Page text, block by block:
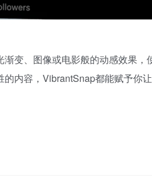
渐变、图像或电影般的动感效果
内容，VibrantSnap都能赋予你